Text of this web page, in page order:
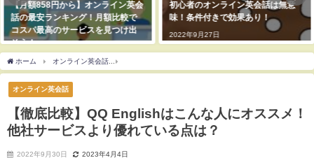
【月額858円から】オンライン英会
話の最安ランキング！月額比較で
コスパ最高のサービスを見つけ出
そう！
2022年10月2日
初心者のオンライン英会話は無意
味！条件付きで効果あり！
2022年9月27日
ホーム オンライン英会話
オンライン英会話
【徹底比較】QQ Englishはこんな人にオススメ！
他社サービスより優れている点は？
2022年9月30日 2023年4月4日